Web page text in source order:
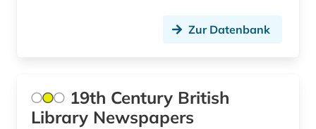
asienkunde (1)
Zur Datenbank
19th Century British
Library Newspapers